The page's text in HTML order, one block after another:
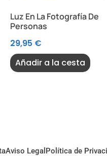
Luz En La Fotografía De
Personas
29,95 €
Añadir a la cesta
Aviso Legal Política de